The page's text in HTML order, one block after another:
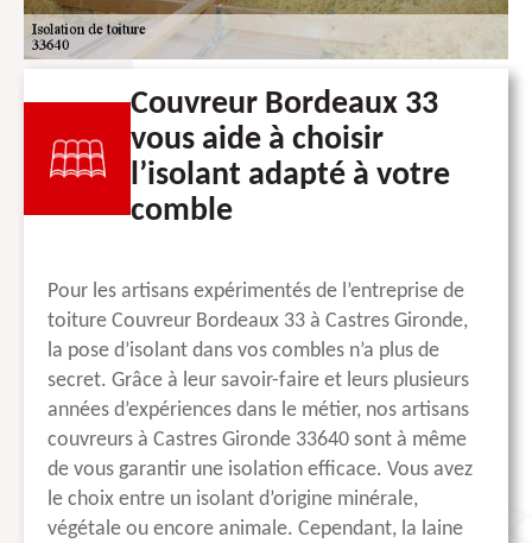
Couvreur Bordeaux 33
vous aide à choisir
l’isolant adapté à votre
comble
Pour les artisans expérimentés de l’entreprise de
toiture Couvreur Bordeaux 33 à Castres Gironde,
la pose d’isolant dans vos combles n’a plus de
secret. Grâce à leur savoir-faire et leurs plusieurs
années d’expériences dans le métier, nos artisans
couvreurs à Castres Gironde 33640 sont à même
de vous garantir une isolation efficace. Vous avez
le choix entre un isolant d’origine minérale,
végétale ou encore animale. Cependant, la laine